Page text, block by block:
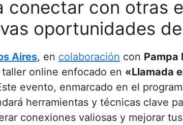
conectar con otras
oportunidades
Aires, en colaboración con Pampa
online enfocado en «Llamada
evento, enmarcado en el
herramientas y técnicas clave
conexiones valiosas y mejorar